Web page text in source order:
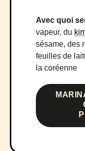
Avec quoi
vapeur, du
sésame, des
feuilles de
la coréenne